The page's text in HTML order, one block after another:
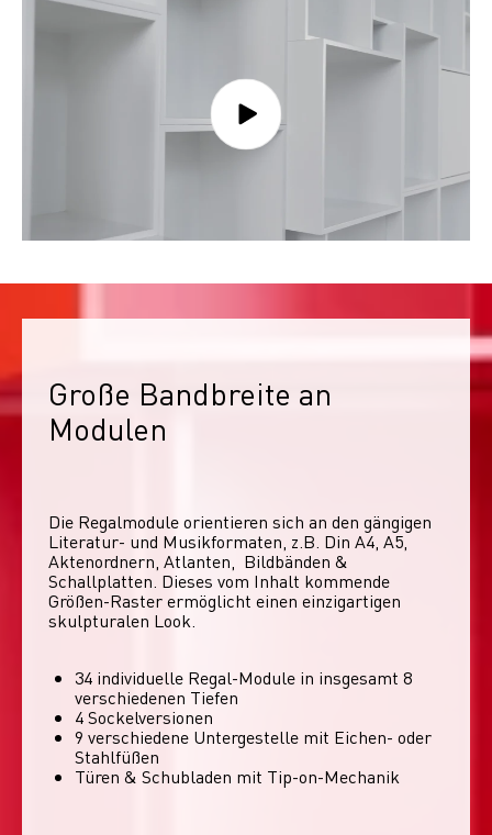
Große Bandbreite an
Modulen
Die Regalmodule orientieren sich an den gängigen
Literatur- und Musikformaten, z.B. Din A4, A5,
Aktenordnern, Atlanten,  Bildbänden &
Schallplatten. Dieses vom Inhalt kommende
Größen-Raster ermöglicht einen einzigartigen
skulpturalen Look.
34 individuelle Regal-Module​ in insgesamt 8
verschiedenen Tiefen
4 Sockelversionen​
9 verschiedene Untergestelle mit Eichen- oder
Stahlfüßen
Türen & Schubladen mit Tip-on-Mechanik